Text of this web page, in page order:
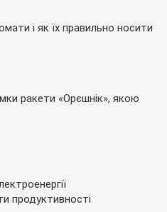
і як їх правильно носити
ракети «Орєшнік», якою
продуктивності